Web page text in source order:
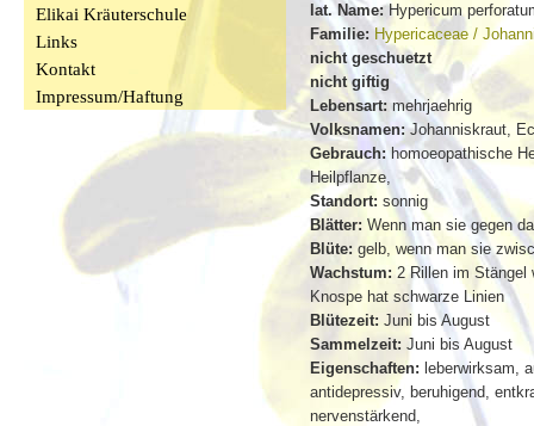
Elikai Kräuterschule
Links
Kontakt
Impressum/Haftung
lat. Name:Hypericum
Familie: Hypericaceae /
nicht geschuetzt
nicht giftig
Lebensart: mehrjaehrig
Volksnamen:Johanniskraut,
Gebrauch: homoeopathische
Heilpflanze,
Standort: sonnig
Blätter: Wenn man sie gegen
Blüte: gelb, wenn man sie
Wachstum: 2 Rillen im Stängel
Knospe hat schwarze Linien
Blütezeit: Juni bis August
Sammelzeit: Juni bis August
Eigenschaften: leberwirksam,
antidepressiv, beruhigend,
nervenstärkend,